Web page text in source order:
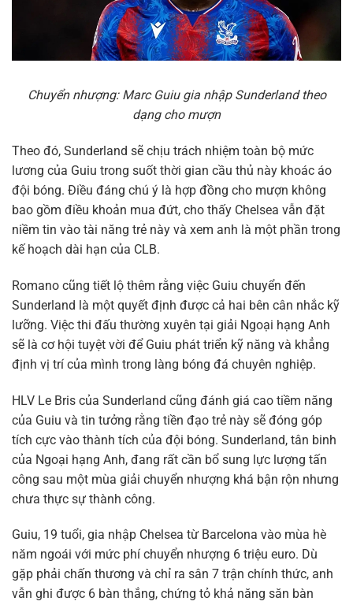
Chuyển nhượng: Marc Guiu gia nhập Sunderland theo
dạng cho mượn
Theo đó, Sunderland sẽ chịu trách nhiệm toàn bộ mức
lương của Guiu trong suốt thời gian cầu thủ này khoác áo
đội bóng. Điều đáng chú ý là hợp đồng cho mượn không
bao gồm điều khoản mua đứt, cho thấy Chelsea vẫn đặt
niềm tin vào tài năng trẻ này và xem anh là một phần trong
kế hoạch dài hạn của CLB.
Romano cũng tiết lộ thêm rằng việc Guiu chuyển đến
Sunderland là một quyết định được cả hai bên cân nhắc kỹ
lưỡng. Việc thi đấu thường xuyên tại giải Ngoại hạng Anh
sẽ là cơ hội tuyệt vời để Guiu phát triển kỹ năng và khẳng
định vị trí của mình trong làng bóng đá chuyên nghiệp.
HLV Le Bris của Sunderland cũng đánh giá cao tiềm năng
của Guiu và tin tưởng rằng tiền đạo trẻ này sẽ đóng góp
tích cực vào thành tích của đội bóng. Sunderland, tân binh
của Ngoại hạng Anh, đang rất cần bổ sung lực lượng tấn
công sau một mùa giải chuyển nhượng khá bận rộn nhưng
chưa thực sự thành công.
Guiu, 19 tuổi, gia nhập Chelsea từ Barcelona vào mùa hè
năm ngoái với mức phí chuyển nhượng 6 triệu euro. Dù
gặp phải chấn thương và chỉ ra sân 7 trận chính thức, anh
vẫn ghi được 6 bàn thắng, chứng tỏ khả năng săn bàn